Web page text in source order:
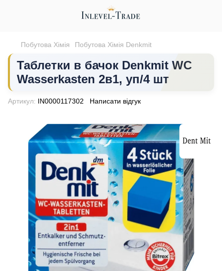
Побутова Хімія Побутова Хімія Denkmit
Таблетки в бачок Denkmit WC
Wasserkasten 2в1, уп/4 шт
Артикул: IN0000117302 Написати відгук